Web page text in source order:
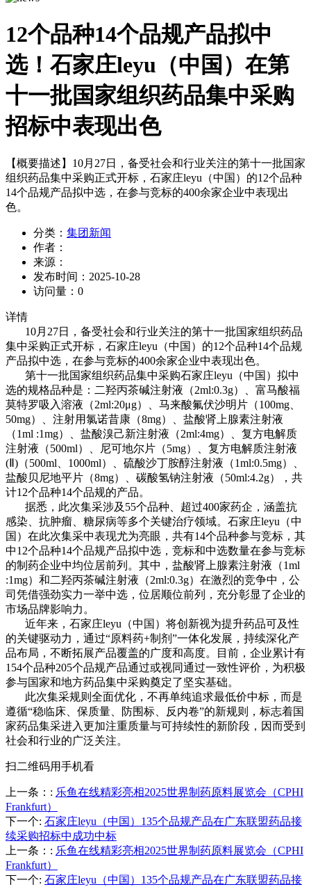
12个品种14个品规产品拟中
选！石家庄leyu（中国）在第
十一批国家组织药品集中采购
招标中表现出色
【概要描述】 10月27日，备受社会和行业关注的第十一批国家
组织药品集中采购正式开标，石家庄leyu（中国）的12个品种
14个品规产品拟中选，在参与竞标的400余家企业中表现出
色。
分类： 集团新闻
作者：
来源：
发布时间： 2025-10-28
访问量： 0
详情
10月27日，备受社会和行业关注的第十一批国家组织药品
集中采购正式开标，石家庄leyu（中国）的12个品种14个品规
产品拟中选，在参与竞标的400余家企业中表现出色。
第十一批国家组织药品集中采购石家庄leyu（中国）拟中
选的规格品种是：二羟丙茶碱注射液（2ml:0.3g）、富马酸福
莫特罗吸入溶液（2ml:20μg）、马来酸氟伏沙明片（100mg、
50mg）、注射用氯诺昔康（8mg）、盐酸肾上腺素注射液
（1ml :1mg）、盐酸溴己新注射液（2ml:4mg）、复方电解质
注射液（500ml）、尼可地尔片（5mg）、复方电解质注射液
(Ⅱ)（500ml、1000ml）、硫酸沙丁胺醇注射液（1ml:0.5mg）、
盐酸贝尼地平片（8mg）、碳酸氢钠注射液（50ml:4.2g），共
计12个品种14个品规的产品。
据悉，此次集采涉及55个品种、超过400家药企，涵盖抗
感染、抗肿瘤、糖尿病等多个关键治疗领域。石家庄leyu（中
国）在此次集采中表现尤为亮眼，共有14个品种参与竞标，其
中12个品种14个品规产品拟中选，竞标和中选数量在参与竞标
的制药企业中均位居前列。其中，盐酸肾上腺素注射液（1ml
:1mg）和二羟丙茶碱注射液（2ml:0.3g）在激烈的竞争中，公
司凭借强劲实力一举中选，位居顺位前列，充分彰显了企业的
市场品牌影响力。
近年来，石家庄leyu（中国）将创新视为提升药品可及性
的关键驱动力，通过“原料药+制剂”一体化发展，持续深化产
品布局，不断拓展产品覆盖的广度和高度。目前，企业累计有
154个品种205个品规产品通过或视同通过一致性评价，为积极
参与国家和地方药品集中采购奠定了坚实基础。
此次集采规则全面优化，不再单纯追求最低价中标，而是
遵循“稳临床、保质量、防围标、反内卷”的新规则，标志着国
家药品集采进入更加注重质量与可持续性的新阶段，因而受到
社会和行业的广泛关注。
扫二维码用手机看
上一条： : 乐鱼在线精彩亮相2025世界制药原料展览会（CPHI
Frankfurt）
下一个: 石家庄leyu（中国）135个品规产品在广东联盟药品接
续采购招标中成功中标
上一条： : 乐鱼在线精彩亮相2025世界制药原料展览会（CPHI
Frankfurt）
下一个: 石家庄leyu（中国）135个品规产品在广东联盟药品接